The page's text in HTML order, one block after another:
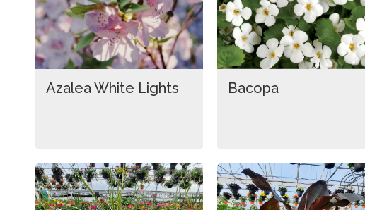
Azalea White Lights Bacopa